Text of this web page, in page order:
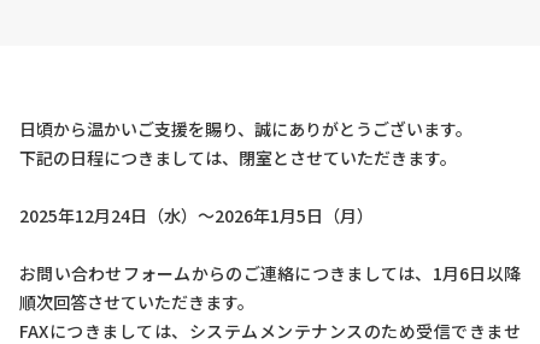
日頃から温かいご支援を賜り、誠にありがとうございます。
下記の日程につきましては、閉室とさせていただきます。
2025年12月24日（水）～2026年1月5日（月）
お問い合わせフォームからのご連絡につきましては、1月6日以降
順次回答させていただきます。
FAXにつきましては、システムメンテナンスのため受信できませ